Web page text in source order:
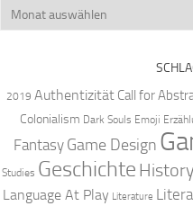
Archiv
2019 Authentizität Call for
Colonialism Dark Souls Emoji
Fantasy Game Design
Studies Geschichte History
Language At Play Literature